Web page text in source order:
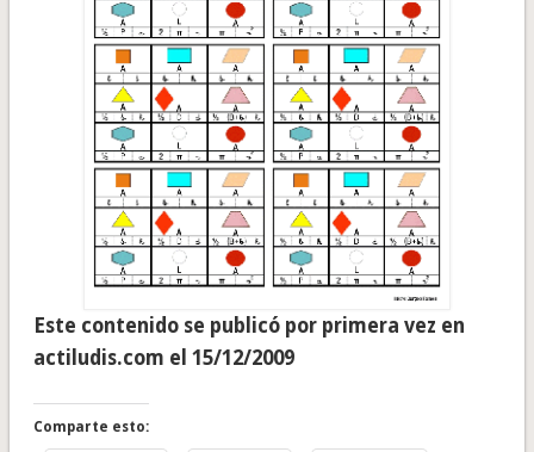
Este contenido se publicó por primera vez en
actiludis.com el 15/12/2009
Comparte esto: